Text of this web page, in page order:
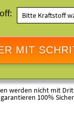
MIT
werden nicht mit
100%